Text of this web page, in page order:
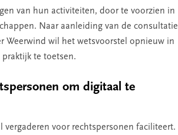
van hun activiteiten, door te voorzien in
Naar aanleiding van de consultatie
Weerwind wil het wetsvoorstel opnieuw in
te toetsen.
om digitaal te
voor rechtspersonen faciliteert.